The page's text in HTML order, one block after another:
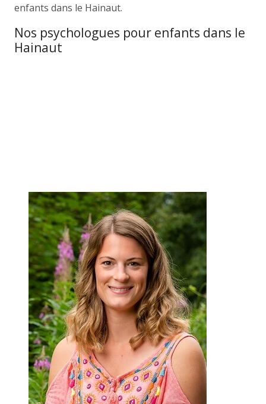
enfants dans le Hainaut.
Nos psychologues pour enfants dans le
Hainaut